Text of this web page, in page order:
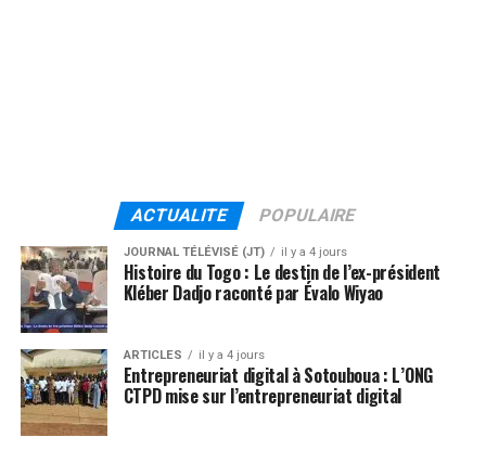
ACTUALITE POPULAIRE
JOURNAL TÉLÉVISÉ (JT) il y a 4 jours
Histoire du Togo : Le destin de l’ex-président
Kléber Dadjo raconté par Évalo Wiyao
ARTICLES il y a 4 jours
Entrepreneuriat digital à Sotouboua : L’ONG
CTPD mise sur l’entrepreneuriat digital